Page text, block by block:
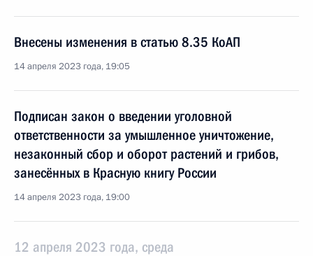
Внесены изменения в статью 8.35 КоАП
14 апреля 2023 года, 19:05
Подписан закон о введении уголовной
ответственности за умышленное уничтожение,
незаконный сбор и оборот растений и грибов,
занесённых в Красную книгу России
14 апреля 2023 года, 19:00
12 апреля 2023 года, среда